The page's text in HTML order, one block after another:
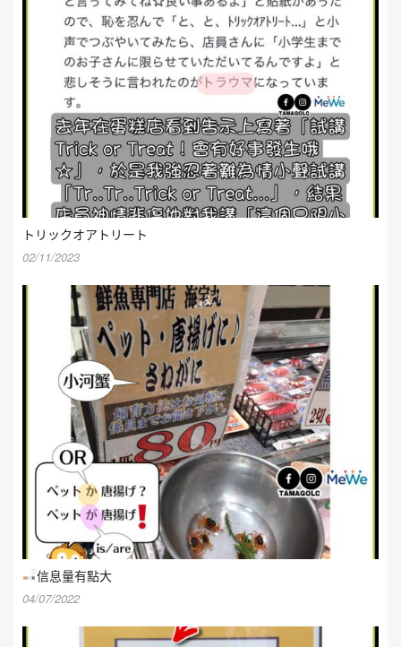
トリックオアトリート
02/11/2023
信息量有點大
04/07/2022